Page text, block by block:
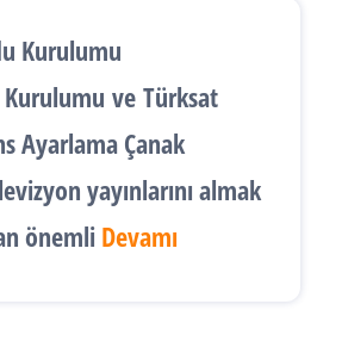
Kurulumu
ve Türksat
AyarlamaÇanak
yayınlarını almak
önemli Devamı